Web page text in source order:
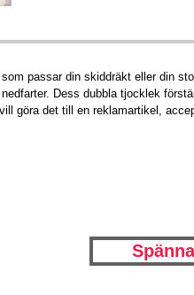
passar din skiddräkt eller din
Dess dubbla tjocklek
göra det till en reklamartikel,